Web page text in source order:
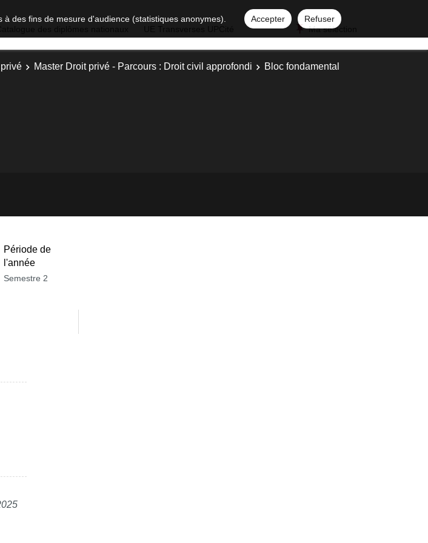
des fins de mesure d'audience (statistiques anonymes). Accepter
Refuser
Ma sélection
Master Droit privé - Parcours : Droit civil approfondi Bloc fondamental
Période de
l'année
Semestre 2